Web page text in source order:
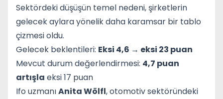
Sektördeki düşüşün temel nedeni, şirketlerin
gelecek aylara yönelik daha karamsar bir tablo
çizmesi oldu.
Gelecek beklentileri: Eksi 4,6 → eksi 23 puan
Mevcut durum değerlendirmesi: 4,7 puan
artışla eksi 17 puan
Ifo uzmanıAnita Wölfl, otomotiv sektöründeki